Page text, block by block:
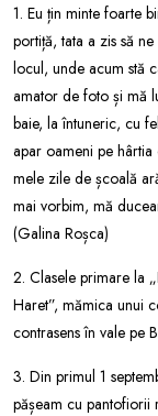
1. Eu țin minte foarte
portiță, tata a zis să
locul, unde acum stă
amator de foto și mă
baie, la întuneric, cu
apar oameni pe
mele zile de școală
mai vorbim, mă
(Galina Roșca)
2. Clasele primare la
Haret”, mămica unui
contrasens în vale pe
3. Din primul 1
pășeam cu pantofiorii